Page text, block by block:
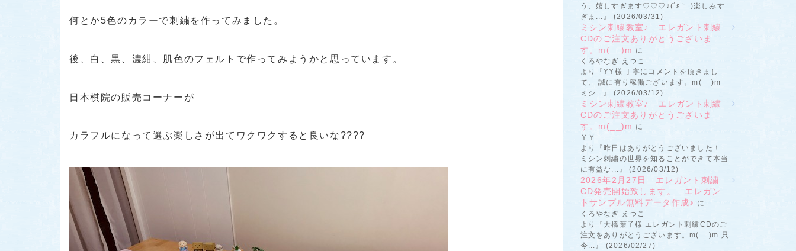
何とか5色のカラーで刺繍を作ってみました。
後、白、黒、濃紺、肌色のフェルトで作ってみようかと思っています。
日本棋院の販売コーナーが
カラフルになって選ぶ楽しさが出てワクワクすると良いな????
う、嬉しすぎます♡♡♡♪(´ε｀ )楽しみす
ぎま...』 (2026/03/31)
ミシン刺繍教室♪ エレガント刺繍
CDのご注文ありがとうございま
す。m(__)m に
くろやなぎ えつこ
より『YY様 丁寧にコメントを頂きまし
て、 誠に有り稼働ございます。m(__)m
ミシ...』 (2026/03/12)
ミシン刺繍教室♪ エレガント刺繍
CDのご注文ありがとうございま
す。m(__)m に
ＹＹ
より『昨日はありがとうございました！
ミシン刺繍の世界を知ることができて本当
に有益な...』 (2026/03/12)
2026年2月27日 エレガント刺繍
CD発売開始致します。 エレガン
トサンプル無料データ作成♪ に
くろやなぎ えつこ
より『大橋葉子様 エレガント刺繍CDのご
注文をありがとうございます。m(__)m 只
今...』 (2026/02/27)